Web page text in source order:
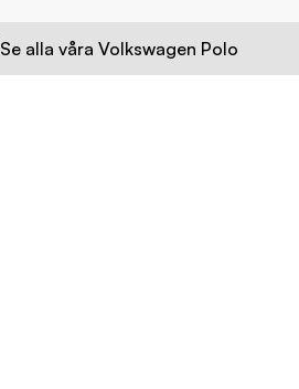
Se alla våra Volkswagen Polo